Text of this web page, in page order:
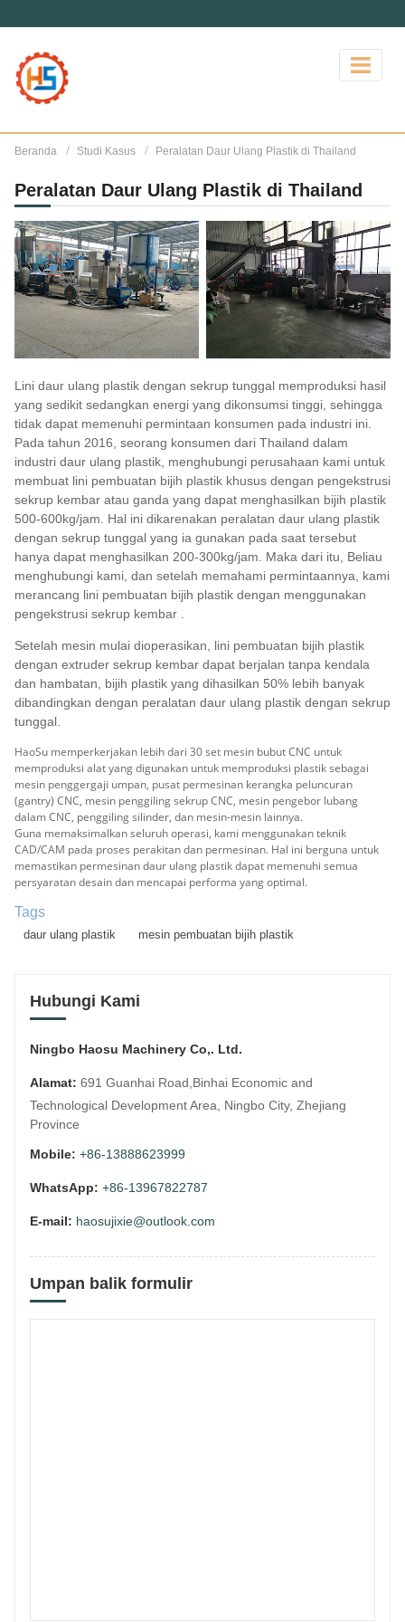
Beranda Studi Kasus Peralatan Daur Ulang Plastik di Thailand
Peralatan Daur Ulang Plastik di Thailand
Lini daur ulang plastik dengan sekrup tunggal memproduksi hasil
yang sedikit sedangkan energi yang dikonsumsi tinggi, sehingga
tidak dapat memenuhi permintaan konsumen pada industri ini.
Pada tahun 2016, seorang konsumen dari Thailand dalam
industri daur ulang plastik, menghubungi perusahaan kami untuk
membuat lini pembuatan bijih plastik khusus dengan pengekstrusi
sekrup kembar atau ganda yang dapat menghasilkan bijih plastik
500-600kg/jam. Hal ini dikarenakan peralatan daur ulang plastik
dengan sekrup tunggal yang ia gunakan pada saat tersebut
hanya dapat menghasilkan 200-300kg/jam. Maka dari itu, Beliau
menghubungi kami, dan setelah memahami permintaannya, kami
merancang lini pembuatan bijih plastik dengan menggunakan
pengekstrusi sekrup kembar .
Setelah mesin mulai dioperasikan, lini pembuatan bijih plastik
dengan extruder sekrup kembar dapat berjalan tanpa kendala
dan hambatan, bijih plastik yang dihasilkan 50% lebih banyak
dibandingkan dengan peralatan daur ulang plastik dengan sekrup
tunggal.
HaoSu memperkerjakan lebih dari 30 set mesin bubut CNC untuk
memproduksi alat yang digunakan untuk memproduksi plastik sebagai
mesin penggergaji umpan, pusat permesinan kerangka peluncuran
(gantry) CNC, mesin penggiling sekrup CNC, mesin pengebor lubang
dalam CNC, penggiling silinder, dan mesin-mesin lainnya.
Guna memaksimalkan seluruh operasi, kami menggunakan teknik
CAD/CAM pada proses perakitan dan permesinan. Hal ini berguna untuk
memastikan permesinan daur ulang plastik dapat memenuhi semua
persyaratan desain dan mencapai performa yang optimal.
Tags
daur ulang plastik mesin pembuatan bijih plastik
Hubungi Kami
Ningbo Haosu Machinery Co,. Ltd.
Alamat: 691 Guanhai Road,Binhai Economic and
Technological Development Area, Ningbo City, Zhejiang
Province
Mobile: +86-13888623999
WhatsApp: +86-13967822787
E-mail: haosujixie@outlook.com
Umpan balik formulir